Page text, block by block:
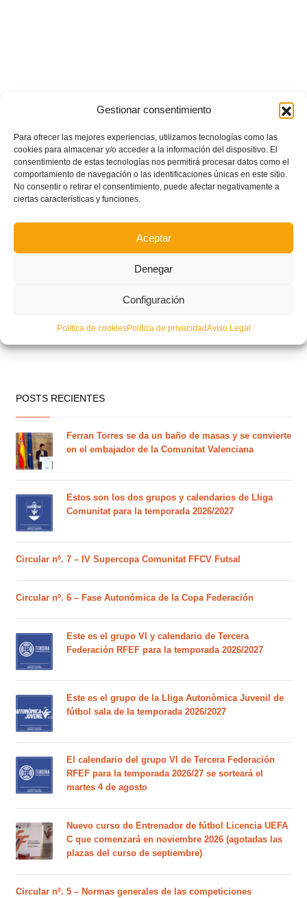
Gestionar consentimiento
Para ofrecer las mejores experiencias, utilizamos tecnologías como las
cookies para almacenar y/o acceder a la información del dispositivo. El
consentimiento de estas tecnologías nos permitirá procesar datos como el
comportamiento de navegación o las identificaciones únicas en este sitio.
No consentir o retirar el consentimiento, puede afectar negativamente a
ciertas características y funciones.
Aceptar
Denegar
Configuración
Política de cookiesPolítica de privacidadAviso Legal
POSTS RECIENTES
Ferran Torres se da un baño de masas y se convierte
en el embajador de la Comunitat Valenciana
Estos son los dos grupos y calendarios de Lliga
Comunitat para la temporada 2026/2027
Circular nº. 7 – IV Supercopa Comunitat FFCV Futsal
Circular nº. 6 – Fase Autonómica de la Copa Federación
Este es el grupo VI y calendario de Tercera
Federación RFEF para la temporada 2026/2027
Este es el grupo de la Lliga Autonòmica Juvenil de
fútbol sala de la temporada 2026/2027
El calendario del grupo VI de Tercera Federación
RFEF para la temporada 2026/27 se sorteará el
martes 4 de agosto
Nuevo curso de Entrenador de fútbol Licencia UEFA
C que comenzará en noviembre 2026 (agotadas las
plazas del curso de septiembre)
Circular nº. 5 – Normas generales de las competiciones